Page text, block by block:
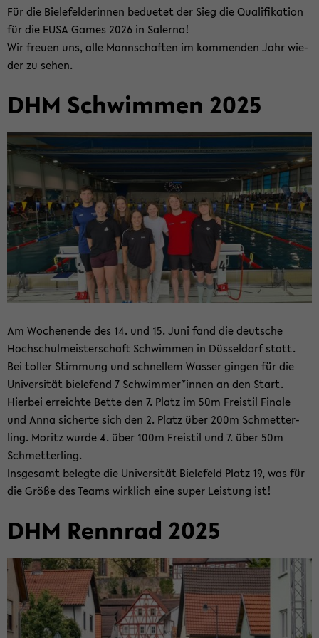
Für die Bie­le­fel­de­rin­nen be­due­tet der Sieg die Qua­li­fi­ka­ti­on
für die EUSA Games 2026 in Sa­ler­no!
Wir freu­en uns, alle Mann­schaf­ten im kom­men­den Jahr wie­
der zu sehen.
DHM Schwim­men 2025
Am Wo­chen­en­de des 14. und 15. Juni fand die deut­sche
Hoch­schul­meis­ter­schaft Schwim­men in Düs­sel­dorf statt.
Bei tol­ler Stim­mung und schnel­lem Was­ser gin­gen für die
Uni­ver­si­tät bie­le­fend 7 Schwim­mer*innen an den Start.
Hier­bei er­reich­te Bette den 7. Platz im 50m Frei­stil Fi­na­le
und Anna si­cher­te sich den 2. Platz über 200m Schmet­ter­
ling. Mo­ritz wurde 4. über 100m Frei­stil und 7. über 50m
Schmet­ter­ling.
Ins­ge­samt be­leg­te die Uni­ver­si­tät Bie­le­feld Platz 19, was für
die Größe des Teams wirk­lich eine super Leis­tung ist!
DHM Renn­rad 2025